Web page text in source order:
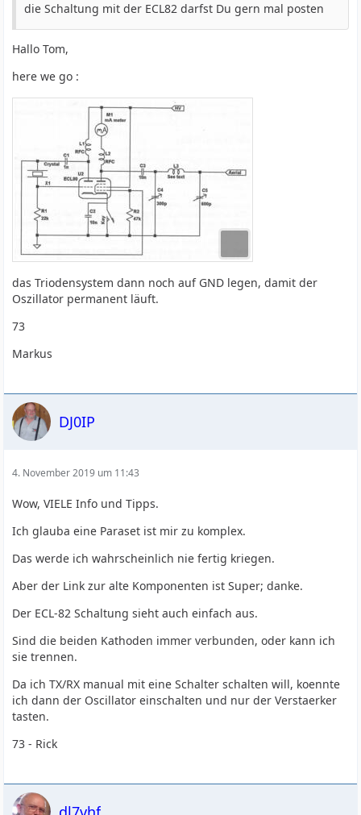
die Schaltung mit der ECL82 darfst Du gern mal posten
Hallo Tom,
here we go :
das Triodensystem dann noch auf GND legen, damit der
Oszillator permanent läuft.
73
Markus
DJ0IP
4. November 2019 um 11:43
Wow, VIELE Info und Tipps.
Ich glauba eine Paraset ist mir zu komplex.
Das werde ich wahrscheinlich nie fertig kriegen.
Aber der Link zur alte Komponenten ist Super; danke.
Der ECL-82 Schaltung sieht auch einfach aus.
Sind die beiden Kathoden immer verbunden, oder kann ich
sie trennen.
Da ich TX/RX manual mit eine Schalter schalten will, koennte
ich dann der Oscillator einschalten und nur der Verstaerker
tasten.
73 - Rick